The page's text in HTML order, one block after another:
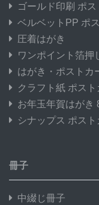
ゴールド印刷 ポス
ベルベットPP ポ
圧着はがき
ワンポイント箔押
はがき・ポストカ
クラフト紙 ポス
お年玉年賀はがき
シナップス ポス
冊子
中綴じ冊子